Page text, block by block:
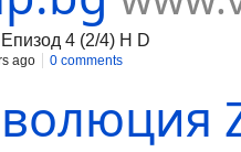
4 (2/4) H D
ago 0 comments